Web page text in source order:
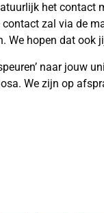
het contact
zal via de
We hopen dat ook
naar jouw
We zijn op